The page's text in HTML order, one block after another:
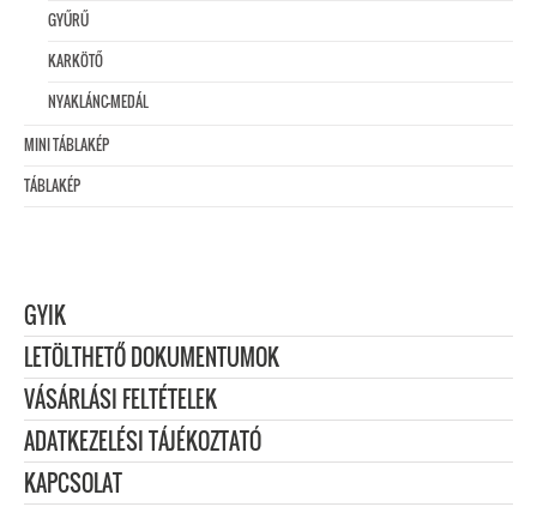
GYŰRŰ
KARKÖTŐ
NYAKLÁNC-MEDÁL
MINI TÁBLAKÉP
TÁBLAKÉP
GYIK
LETÖLTHETŐ DOKUMENTUMOK
VÁSÁRLÁSI FELTÉTELEK
ADATKEZELÉSI TÁJÉKOZTATÓ
KAPCSOLAT